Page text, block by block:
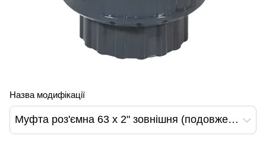
Назва модифікації
Муфта роз'ємна 63 х 2" зовнішня (подовжена), PN16, Fitvalf